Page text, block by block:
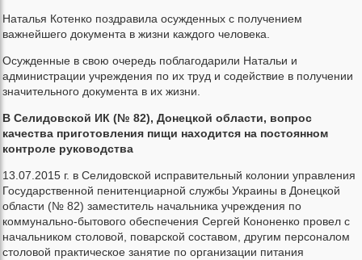
Наталья Котенко поздравила осужденных с получением
важнейшего документа в жизни каждого человека.
Осужденные в свою очередь поблагодарили Натальи и
администрации учреждения по их труд и содействие в получении
значительного документа в их жизни.
В Селидовской ИК (№ 82), Донецкой области, вопрос
качества приготовления пищи находится на постоянном
контроле руководства
13.07.2015 г. в Селидовской исправительный колонии управления
Государственной пенитенциарной службы Украины в Донецкой
области (№ 82) заместитель начальника учреждения по
коммунально-бытового обеспечения Сергей Кононенко провел с
начальником столовой, поварской составом, другим персоналом
столовой практическое занятие по организации питания